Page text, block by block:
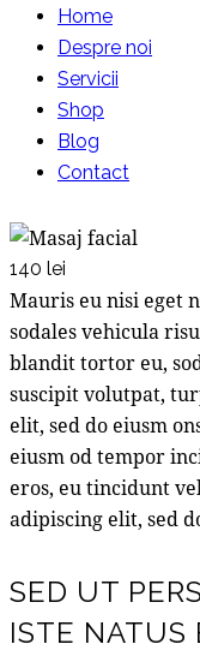
Home
Despre noi
Servicii
Shop
Blog
Contact
140 lei
Mauris eu nisi eget
sodales vehicula
blandit tortor eu,
suscipit volutpat,
elit, sed do eiusm
eiusm od tempor
eros, eu tincidunt
adipiscing elit, sed
SED UT
ISTE NATUS